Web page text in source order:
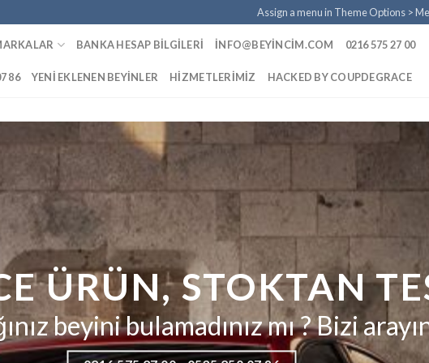
Assign a menu in Theme Options >
BANKA HESAP BILGILERI INFO@BEYINCIM.COM 0216 575 27 00
86 YENI EKLENEN BEYINLER HIZMETLERIMIZ HACKED BY COUPDEGRACE
ÜRÜN, STOKTAN
beyini bulamadınız mı ? Bizi